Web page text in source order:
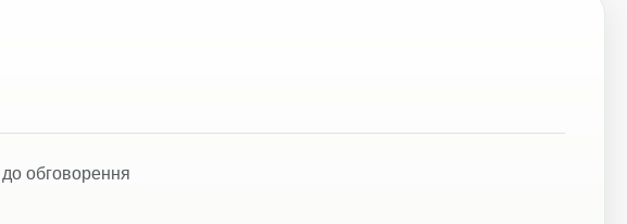
обговорення